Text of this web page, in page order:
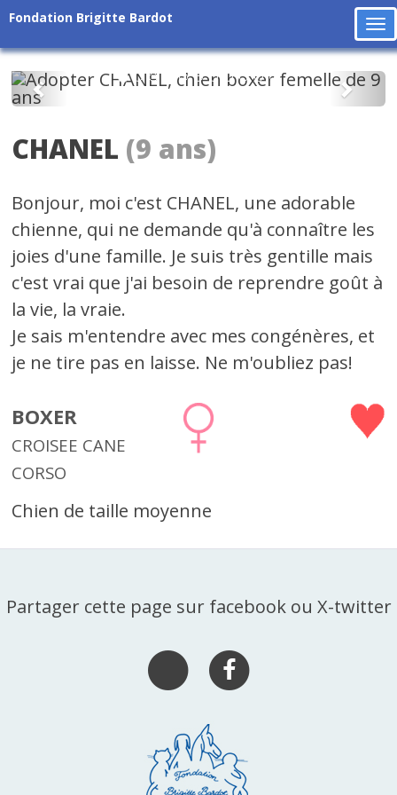
Fondation Brigitte Bardot
Précédent
CHANEL (9 ans)
Bonjour, moi c'est CHANEL, une adorable
chienne, qui ne demande qu'à connaître les
joies d'une famille. Je suis très gentille mais
c'est vrai que j'ai besoin de reprendre goût à
la vie, la vraie.
Je sais m'entendre avec mes congénères, et
je ne tire pas en laisse. Ne m'oubliez pas!
BOXER
CROISEE CANE
CORSO
Chien de taille moyenne
Partager cette page sur facebook ou X-twitter